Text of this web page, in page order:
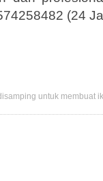
(24
untuk membuat